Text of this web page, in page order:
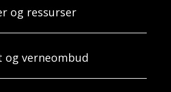
og ressurser
og verneombud